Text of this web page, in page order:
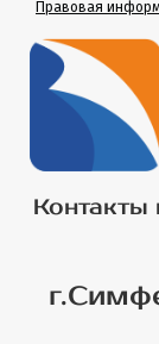
Правовая